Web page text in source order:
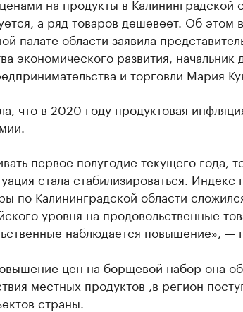
а ряд товаров дешевеет. Об этом
палате области заявила
экономического развития, начальник
и торговли Мария
что в 2020 году продуктовая
первое полугодие текущего года,
стала стабилизироваться. Индекс
по Калининградской области
уровня на продовольственные
наблюдается повышение», —
цен на борщевой набор она
местных продуктов ,в регион
страны.